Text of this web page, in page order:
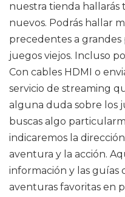
nuestra tienda hallarás
nuevos. Podrás hallar
precedentes a grandes
juegos viejos. Incluso
Con cables HDMI o
servicio de streaming
alguna duda sobre los
buscas algo
indicaremos la
aventura y la acción.
información y las guías
aventuras favoritas en